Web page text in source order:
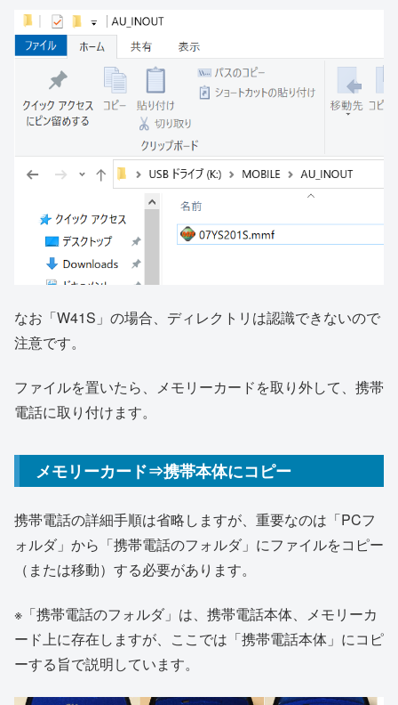
なお「W41S」の場合、ディレクトリは認識できないので
注意です。
ファイルを置いたら、メモリーカードを取り外して、携帯
電話に取り付けます。
メモリーカード⇒携帯本体にコピー
携帯電話の詳細手順は省略しますが、重要なのは「PCフ
ォルダ」から「携帯電話のフォルダ」にファイルをコピー
（または移動）する必要があります。
※「携帯電話のフォルダ」は、携帯電話本体、メモリーカ
ード上に存在しますが、ここでは「携帯電話本体」にコピ
ーする旨で説明しています。